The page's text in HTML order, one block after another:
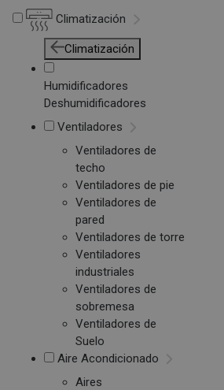
Climatización
Climatización
Humidificadores
Deshumidificadores
Ventiladores
Ventiladores de
techo
Ventiladores de pie
Ventiladores de
pared
Ventiladores de torre
Ventiladores
industriales
Ventiladores de
sobremesa
Ventiladores de
Suelo
Aire Acondicionado
Aires